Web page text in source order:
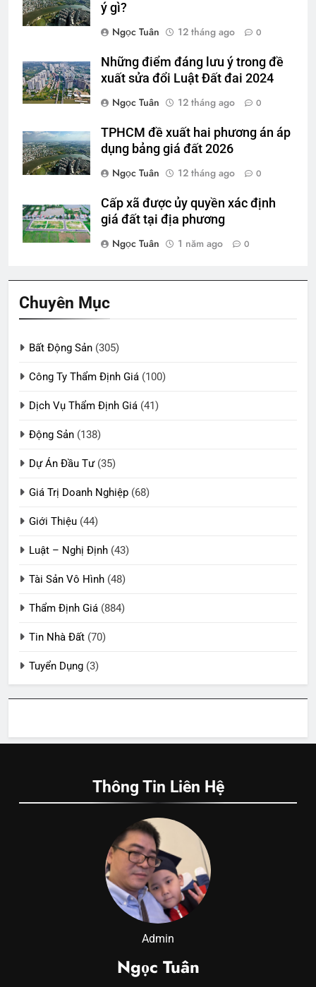
ý gì?
Ngọc Tuân
12 tháng ago 0
Những điểm đáng lưu ý trong đề
xuất sửa đổi Luật Đất đai 2024
Ngọc Tuân
12 tháng ago 0
TPHCM đề xuất hai phương án áp
dụng bảng giá đất 2026
Ngọc Tuân
12 tháng ago 0
Cấp xã được ủy quyền xác định
giá đất tại địa phương
Ngọc Tuân
1 năm ago 0
Chuyên Mục
Bất Động Sản (305)
Công Ty Thẩm Định Giá (100)
Dịch Vụ Thẩm Định Giá (41)
Động Sản (138)
Dự Án Đầu Tư(35)
Giá Trị Doanh Nghiệp (68)
Giới Thiệu (44)
Luật – Nghị Định (43)
Tài Sản Vô Hình (48)
Thẩm Định Giá (884)
Tin Nhà Đất (70)
Tuyển Dụng (3)
Thông Tin Liên Hệ
Admin
Ngọc Tuân